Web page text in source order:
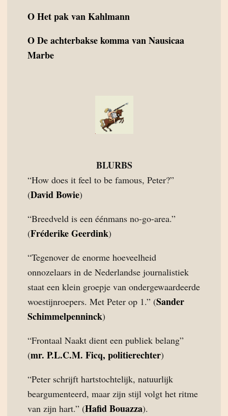
OHet pak van Kahlmann
ODe achterbakse komma van Nausicaa
Marbe
BLURBS
“How does it feel to be famous, Peter?”
(David Bowie)
“Breedveld is een éénmans no-go-area.”
(Fréderike Geerdink)
“Tegenover de enorme hoeveelheid
onnozelaars in de Nederlandse journalistiek
staat een klein groepje van ondergewaardeerde
woestijnroepers. Met Peter op 1.” (Sander
Schimmelpenninck)
“Frontaal Naakt dient een publiek belang”
(mr. P.L.C.M. Ficq, politierechter)
“Peter schrijft hartstochtelijk, natuurlijk
beargumenteerd, maar zijn stijl volgt het ritme
van zijn hart.” (Hafid Bouazza).